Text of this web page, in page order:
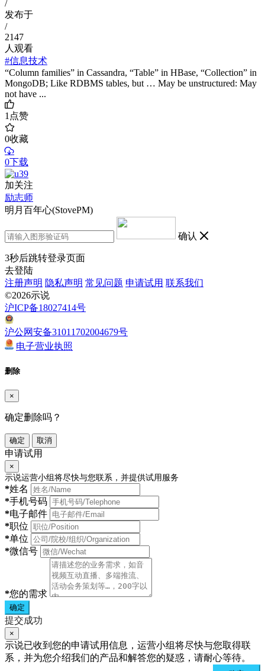
/
发布于
/
2147
人观看
#信息技术
“Column families” in Cassandra, “Table” in HBase, “Collection” in
MongoDB; Like RDBMS tables, but … May be unstructured: May
not have ...
1点赞
0收藏
0下载
加关注
励志师
明月百年心(StovePM)
确认
3秒后跳转登录页面
去登陆
注册声明 隐私声明 常见问题 申请试用 联系我们
©2026示说
沪ICP备18027414号
沪公网安备31011702004679号
电子营业执照
删除
×
确定删除吗？
确定 取消
申请试用
×
示说运营小组将尽快与您联系，并提供试用服务
*姓名
*手机号码
*电子邮件
*职位
*单位
*微信号
*您的需求
确定
提交成功
×
示说已收到您的申请试用信息，运营小组将尽快与您取得联
系，并为您介绍我们的产品和解答您的疑惑，请耐心等待。